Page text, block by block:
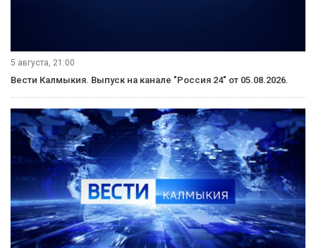
5 августа, 21:00
Вести Калмыкия. Выпуск на канале "Россия 24" от 05.08.2026.